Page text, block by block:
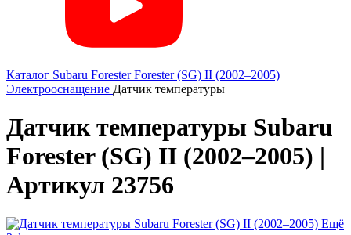
Каталог Subaru Forester Forester (SG) II (2002–2005)
Электрооснащение Датчик температуры
Датчик температуры Subaru
Forester (SG) II (2002–2005) |
Артикул 23756
Ещё